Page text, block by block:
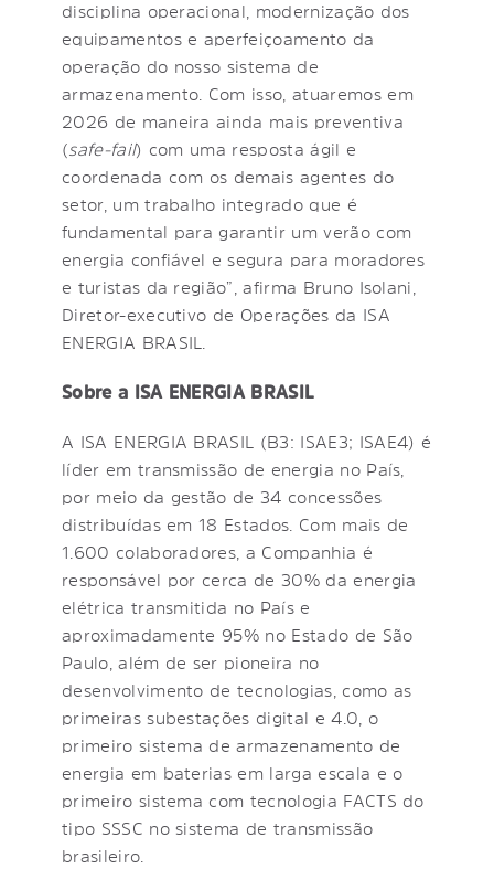
disciplina operacional, modernização dos
equipamentos e aperfeiçoamento da
operação do nosso sistema de
armazenamento. Com isso, atuaremos em
2026 de maneira ainda mais preventiva
(safe-fail) com uma resposta ágil e
coordenada com os demais agentes do
setor, um trabalho integrado que é
fundamental para garantir um verão com
energia confiável e segura para moradores
e turistas da região”, afirma Bruno Isolani,
Diretor-executivo de Operações da ISA
ENERGIA BRASIL.
Sobre a ISA ENERGIA BRASIL
A ISA ENERGIA BRASIL (B3: ISAE3; ISAE4) é
líder em transmissão de energia no País,
por meio da gestão de 34 concessões
distribuídas em 18 Estados. Com mais de
1.600 colaboradores, a Companhia é
responsável por cerca de 30% da energia
elétrica transmitida no País e
aproximadamente 95% no Estado de São
Paulo, além de ser pioneira no
desenvolvimento de tecnologias, como as
primeiras subestações digital e 4.0, o
primeiro sistema de armazenamento de
energia em baterias em larga escala e o
primeiro sistema com tecnologia FACTS do
tipo SSSC no sistema de transmissão
brasileiro.